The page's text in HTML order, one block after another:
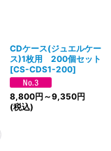
CDケース(ジュエルケー
ス)1枚用 200個セット
[CS-CDS1-200]
8,800円 ～9,350円
(税込)